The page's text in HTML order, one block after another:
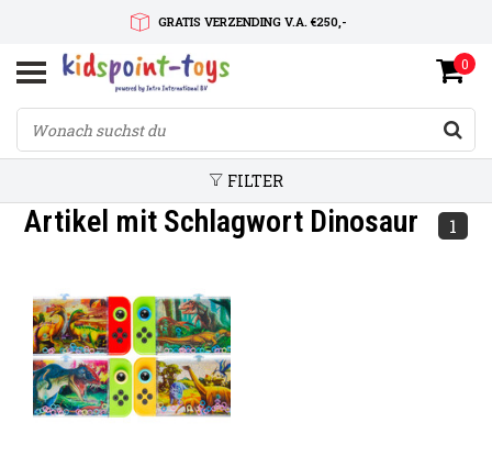
GRATIS VERZENDING V.A. €250,-
SNELLE LEVERTIJD
SERVICE OP MAAT
0
FILTER
Artikel mit Schlagwort Dinosaur 1